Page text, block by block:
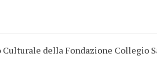
della Fondazione Collegio